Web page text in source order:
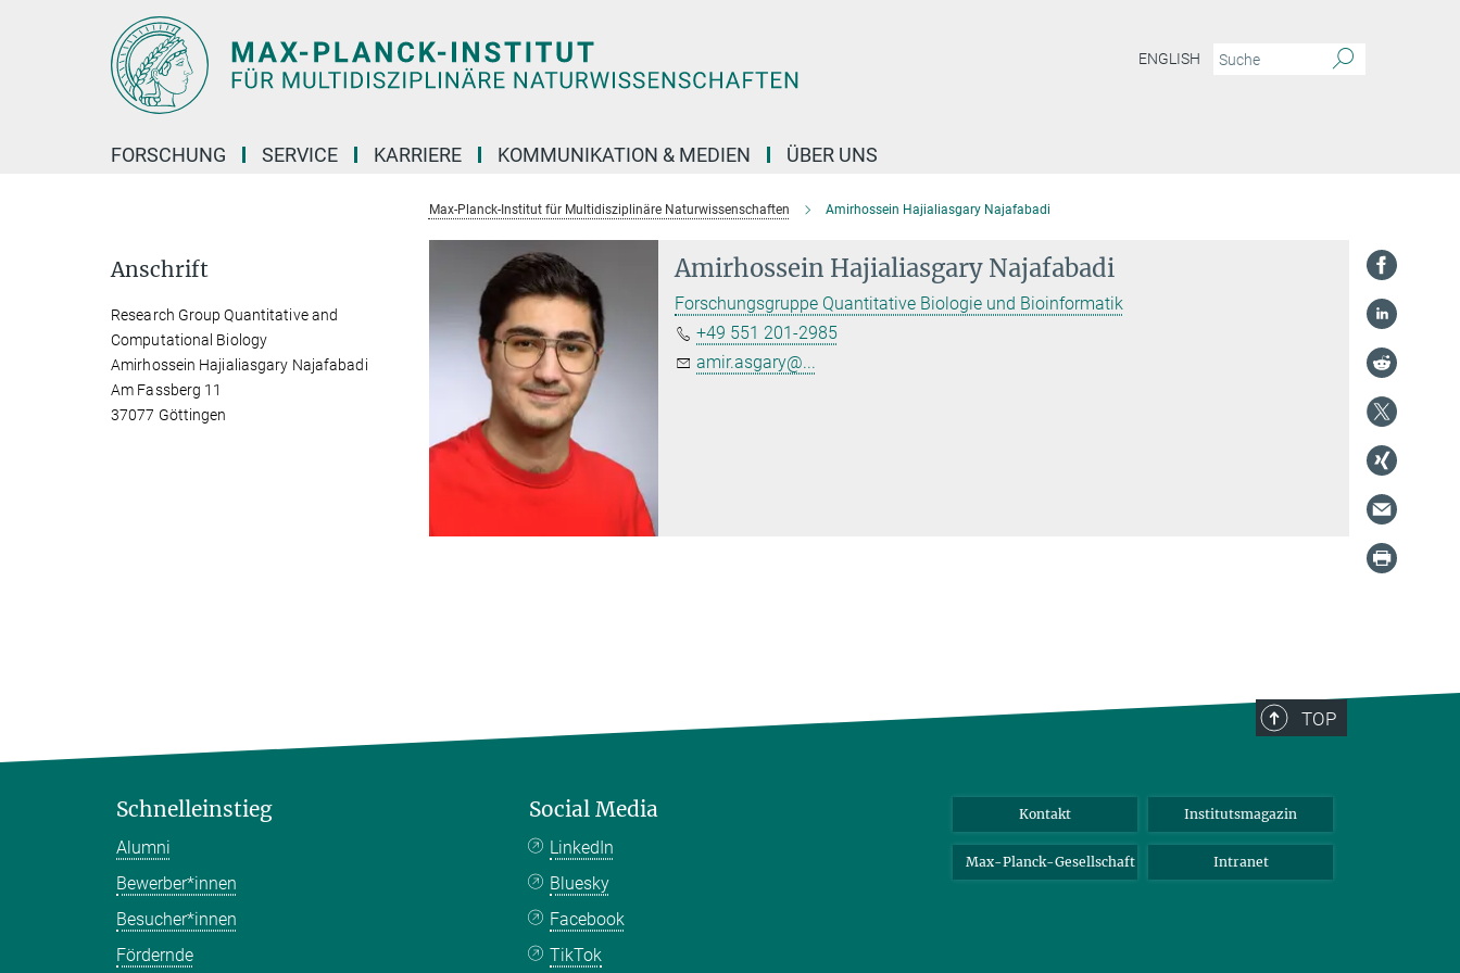
ENGLISH
FORSCHUNG SERVICE KARRIERE KOMMUNIKATION & MEDIEN ÜBER UNS
Max-Planck-Institut für Multidisziplinäre Naturwissenschaften Amirhossein Hajialiasgary Najafabadi
Amirhossein Hajialiasgary Najafabadi
Forschungsgruppe Quantitative Biologie und Bioinformatik
+49 551 201-2985
amir.asgary@...
Anschrift
Research Group Quantitative and
Computational Biology
Amirhossein Hajialiasgary Najafabadi
Am Fassberg 11
37077 Göttingen
TOP
Schnelleinstieg
Alumni
Bewerber*innen
Besucher*innen
Fördernde
Social Media
LinkedIn
Bluesky
Facebook
TikTok
Kontakt Institutsmagazin
Max-Planck-Gesellschaft Intranet